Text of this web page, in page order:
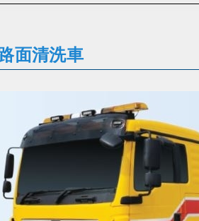
面清洗車